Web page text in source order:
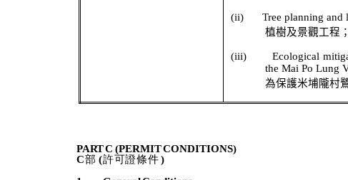
(ii)
Tree planning and
植樹及景觀工程；
(iii)
Ecological
the Mai Po Lung
為保護米埔隴村
PARTC (PERMITCONDITIONS)
C部 (許可證條件)